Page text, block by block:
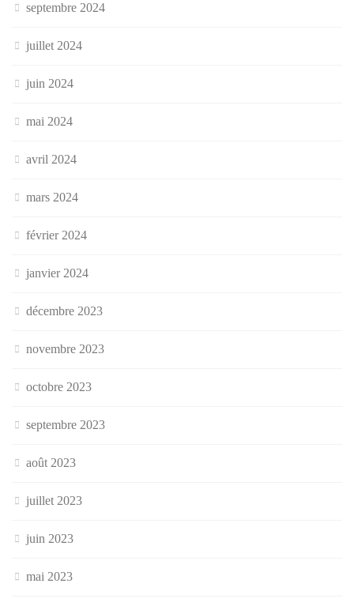
septembre 2024
juillet 2024
juin 2024
mai 2024
avril 2024
mars 2024
février 2024
janvier 2024
décembre 2023
novembre 2023
octobre 2023
septembre 2023
août 2023
juillet 2023
juin 2023
mai 2023